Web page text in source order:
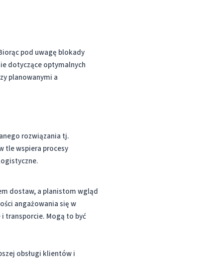
pod uwagę blokady
dotyczące optymalnych
planowanymi a
rozwiązania tj.
tle wspiera procesy
dostaw, a planistom wgląd
angażowania się w
transporcie. Mogą to być
obsługi klientów i